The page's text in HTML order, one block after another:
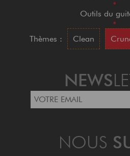
•
Outils du
•
Thèmes :
Clean
NEWS
NOUS